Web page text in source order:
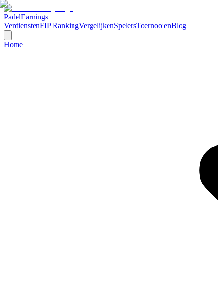
PadelEarnings
VerdienstenFIP RankingVergelijkenSpelersToernooienBlog
Home